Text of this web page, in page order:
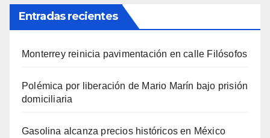
Entradas recientes
Monterrey reinicia pavimentación en calle Filósofos
Polémica por liberación de Mario Marín bajo prisión
domiciliaria
Gasolina alcanza precios históricos en México